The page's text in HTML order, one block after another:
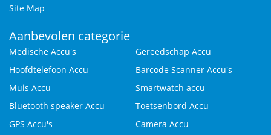
Site Map
Aanbevolen categorie
Medische Accu's
Gereedschap Accu
Hoofdtelefoon Accu
Barcode Scanner Accu's
Muis Accu
Smartwatch accu
Bluetooth speaker Accu
Toetsenbord Accu
GPS Accu's
Camera Accu